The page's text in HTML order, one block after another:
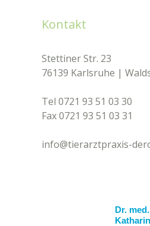
Kontakt
Stettiner Str. 23
76139 Karlsruhe |
Tel 0721 93 51 03 30
Fax 0721 93 51 03 31​
info@tierarztpraxis-
Dr.